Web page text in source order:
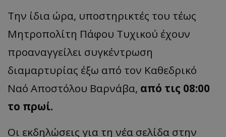
Την ίδια ώρα, υποστηρικτές του τέως
Μητροπολίτη Πάφου Τυχικού έχουν
προαναγγείλει συγκέντρωση
διαμαρτυρίας έξω από τον Καθεδρικό
Ναό Αποστόλου Βαρνάβα, από τις 08:00
το πρωί.
Οι εκδηλώσεις για τη νέα σελίδα στην